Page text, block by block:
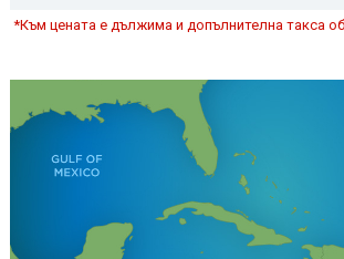
*Към цената е дължима и допълнителна такса